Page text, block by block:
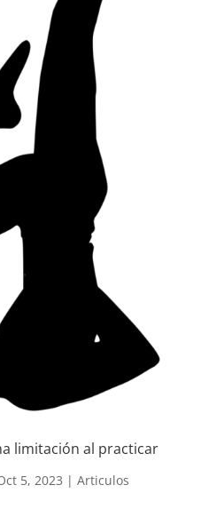
limitación al practicar
5, 2023 | Articulos